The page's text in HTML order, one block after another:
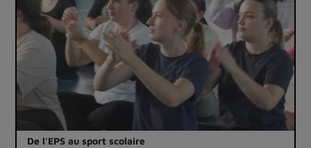
De l'EPS au sport scolaire